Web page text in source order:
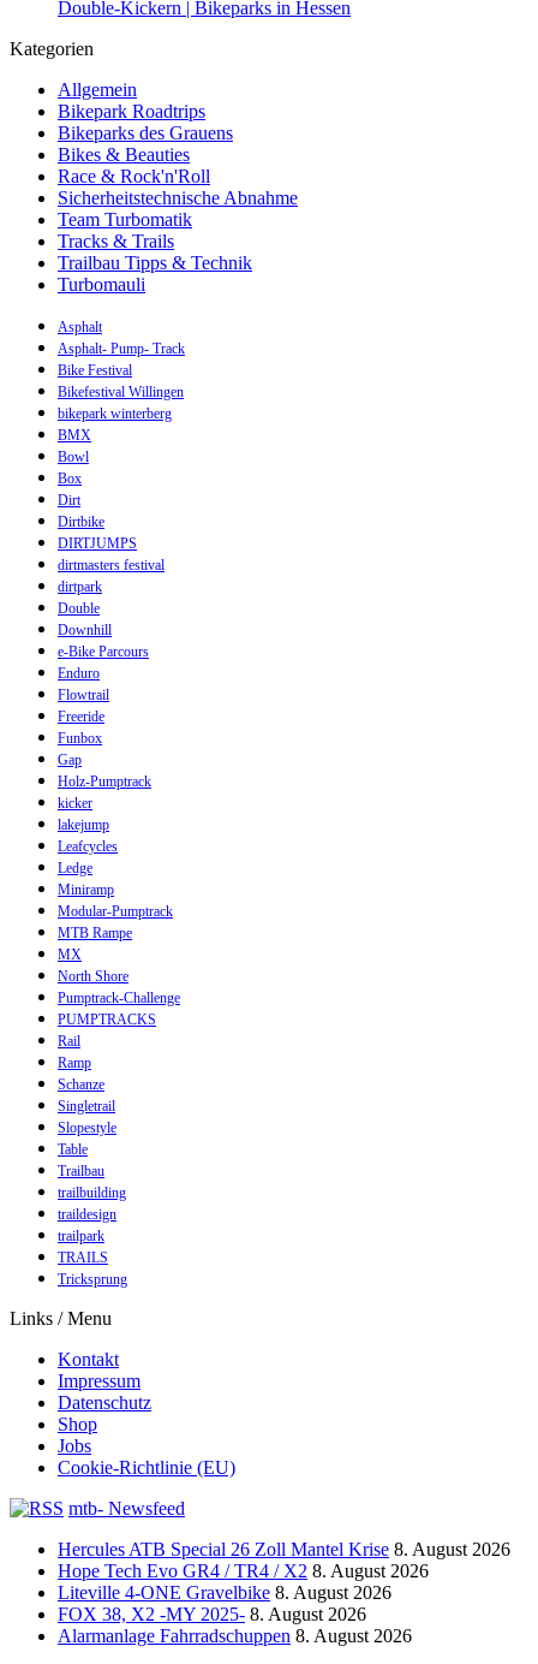
Double-Kickern | Bikeparks in Hessen
Kategorien
Allgemein
Bikepark Roadtrips
Bikeparks des Grauens
Bikes & Beauties
Race & Rock'n'Roll
Sicherheitstechnische Abnahme
Team Turbomatik
Tracks & Trails
Trailbau Tipps & Technik
Turbomauli
Asphalt
Asphalt- Pump- Track
Bike Festival
Bikefestival Willingen
bikepark winterberg
BMX
Bowl
Box
Dirt
Dirtbike
DIRTJUMPS
dirtmasters festival
dirtpark
Double
Downhill
e-Bike Parcours
Enduro
Flowtrail
Freeride
Funbox
Gap
Holz-Pumptrack
kicker
lakejump
Leafcycles
Ledge
Miniramp
Modular-Pumptrack
MTB Rampe
MX
North Shore
Pumptrack-Challenge
PUMPTRACKS
Rail
Ramp
Schanze
Singletrail
Slopestyle
Table
Trailbau
trailbuilding
traildesign
trailpark
TRAILS
Tricksprung
Links / Menu
Kontakt
Impressum
Datenschutz
Shop
Jobs
Cookie-Richtlinie (EU)
mtb- Newsfeed
Hercules ATB Special 26 Zoll Mantel Krise 8. August 2026
Hope Tech Evo GR4 / TR4 / X2 8. August 2026
Liteville 4-ONE Gravelbike 8. August 2026
FOX 38, X2 -MY 2025- 8. August 2026
Alarmanlage Fahrradschuppen 8. August 2026